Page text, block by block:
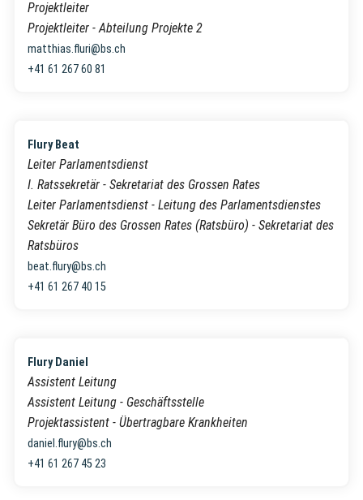
Projektleiter
Projektleiter - Abteilung Projekte 2
matthias.fluri@bs.ch
+41 61 267 60 81
Flury Beat
Leiter Parlamentsdienst
I. Ratssekretär - Sekretariat des Grossen Rates
Leiter Parlamentsdienst - Leitung des Parlamentsdienstes
Sekretär Büro des Grossen Rates (Ratsbüro) - Sekretariat des
Ratsbüros
beat.flury@bs.ch
+41 61 267 40 15
Flury Daniel
Assistent Leitung
Assistent Leitung - Geschäftsstelle
Projektassistent - Übertragbare Krankheiten
daniel.flury@bs.ch
+41 61 267 45 23